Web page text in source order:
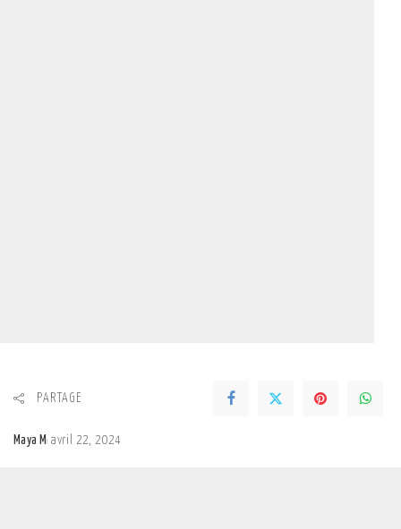
PARTAGE
Posted
Maya M avril 22, 2024